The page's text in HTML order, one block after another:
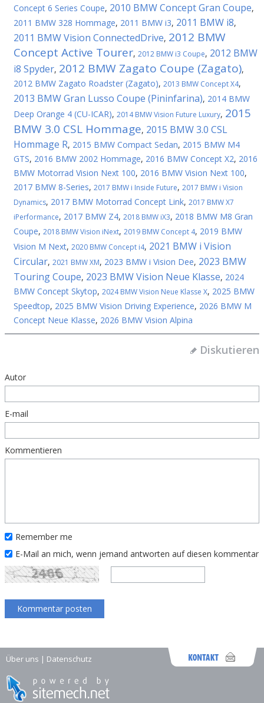
Concept 6 Series Coupe, 2010 BMW Concept Gran Coupe,
2011 BMW 328 Hommage, 2011 BMW i3, 2011 BMW i8,
2011 BMW Vision ConnectedDrive, 2012 BMW
Concept Active Tourer, 2012 BMW i3 Coupe, 2012 BMW
i8 Spyder, 2012 BMW Zagato Coupe (Zagato),
2012 BMW Zagato Roadster (Zagato), 2013 BMW Concept X4,
2013 BMW Gran Lusso Coupe (Pininfarina), 2014 BMW
Deep Orange 4 (CU-ICAR), 2014 BMW Vision Future Luxury, 2015
BMW 3.0 CSL Hommage, 2015 BMW 3.0 CSL
Hommage R, 2015 BMW Compact Sedan, 2015 BMW M4
GTS, 2016 BMW 2002 Hommage, 2016 BMW Concept X2, 2016
BMW Motorrad Vision Next 100, 2016 BMW Vision Next 100,
2017 BMW 8-Series, 2017 BMW i Inside Future, 2017 BMW i Vision
Dynamics, 2017 BMW Motorrad Concept Link, 2017 BMW X7
iPerformance, 2017 BMW Z4, 2018 BMW iX3, 2018 BMW M8 Gran
Coupe, 2018 BMW Vision iNext, 2019 BMW Concept 4, 2019 BMW
Vision M Next, 2020 BMW Concept i4, 2021 BMW i Vision
Circular, 2021 BMW XM, 2023 BMW i Vision Dee, 2023 BMW
Touring Coupe, 2023 BMW Vision Neue Klasse, 2024
BMW Concept Skytop, 2024 BMW Vision Neue Klasse X, 2025 BMW
Speedtop, 2025 BMW Vision Driving Experience, 2026 BMW M
Concept Neue Klasse, 2026 BMW Vision Alpina
Diskutieren
Autor
E-mail
Kommentieren
Remember me
E-Mail an mich, wenn jemand antworten auf diesen kommentar
Über uns | Datenschutz